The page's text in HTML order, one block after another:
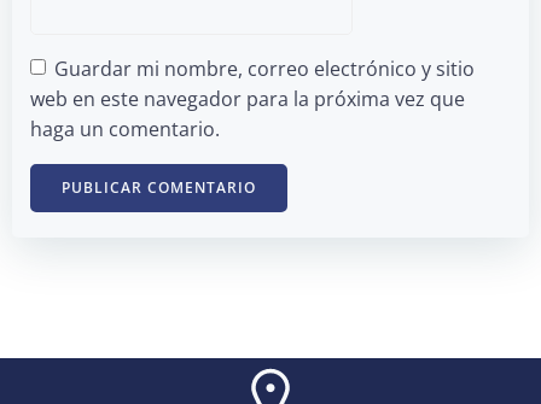
Guardar mi nombre, correo electrónico y sitio
web en este navegador para la próxima vez que
haga un comentario.